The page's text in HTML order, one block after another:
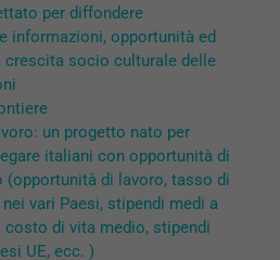
per diffondere
informazioni, opportunità ed
crescita socio culturale delle
un progetto nato per
italiani con opportunità di
(opportunità di lavoro, tasso di
vari Paesi, stipendi medi a
di vita medio, stipendi
UE, ecc. )